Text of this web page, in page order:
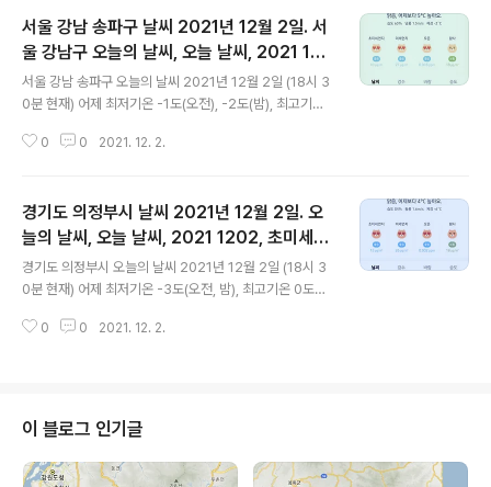
서울 강남 송파구 날씨 2021년 12월 2일. 서
울 강남구 오늘의 날씨, 오늘 날씨, 2021 120
2, 초미세먼지, 미세먼지, 황사, 자외선
서울 강남 송파구 오늘의 날씨 2021년 12월 2일 (18시 3
0분 현재) 어제 최저기온 -1도(오전), -2도(밤), 최고기온
보다 2도 낮은 최저기온, 어제보다 3도 높은 최고기온입니
5도를 유지하네요 * 비 올 확률은 위 이미지에서 시간별 기
상 상태 참조 대기상황 공기질은 어제 초미세먼지 좋음 =
6 ㎍/m³ 미세먼지는 좋음 = 18 ㎍/m³ 황사는 보통 = 1
5 ㎍/m³ 자외선 (오후) = 보통 오늘 초미세먼지 좋음 = 1
0 ㎍/m³ 미세먼지는 좋음 = 21 ㎍/m³ 황사는 보통 = 1
8 ㎍/m³ 자외선 (오후) = 보통 ..
0 0 2021. 12. 2.
경기도 의정부시 날씨 2021년 12월 2일. 오
늘의 날씨, 오늘 날씨, 2021 1202, 초미세먼
지, 미세먼지, 황사, 자외선
경기도 의정부시 오늘의 날씨 2021년 12월 2일 (18시 3
0분 현재) 어제 최저기온 -3도(오전, 밤), 최고기온 0도
다 4도 낮은 최저기온, 어제보다 4도 높은 최고기온입니다
대기상황 공기질은 어제 초미세먼지 좋음 = 4 ㎍/m³ 미
세먼지는 좋음 = 7 ㎍/m³ 황사는 보통 = 15 ㎍/m³ 자외
선 (오후) = 보통 오늘 초미세먼지 좋음 = 15 ㎍/m³ 미세
0 0 2021. 12. 2.
이 블로그 인기글